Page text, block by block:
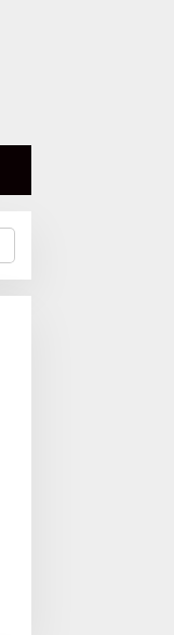
Sebastian
Rekayasa